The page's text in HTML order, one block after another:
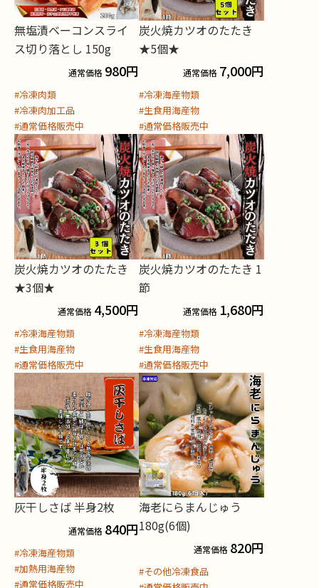
無塩漬ベーコンスライ
ス切り落とし 150g
通常価格 980円
#冷凍肉類
#冷凍肉加工品
#通常価格販売中
炭火焼カツオのたたき
★5個★
通常価格 7,000円
#冷凍海産物類
#生食用海産物
#通常価格販売中
炭火焼カツオのたたき
★3個★
通常価格 4,500円
#冷凍海産物類
#生食用海産物
#通常価格販売中
炭火焼カツオのたたき 1
節
通常価格 1,680円
#冷凍海産物類
#生食用海産物
#通常価格販売中
灰干しさば 半身2枚
通常価格 840円
#冷凍海産物類
#加熱用海産物
#通常価格販売中
海老にらまんじゅう
180g(6個)
通常価格 820円
#その他冷凍食品